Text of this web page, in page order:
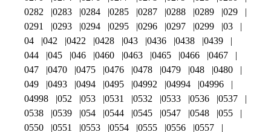
0282
0283 0284 0285 0287 0288 0289
029
0291
0293 0294 0295 0296 0297 0299
03
04
042 0422 0428 043 0436 0438
0439
044
045 046 0460 0463 0465 0466
0467
047
0470 0475 0476 0478 0479 048
0480
049
0493 0494 0495 04992 04994
04996
04998
052 053 0531 0532 0533 0536
0537
0538
0539 054 0544 0545 0547 0548
055
0550
0551 0553 0554 0555 0556
0557